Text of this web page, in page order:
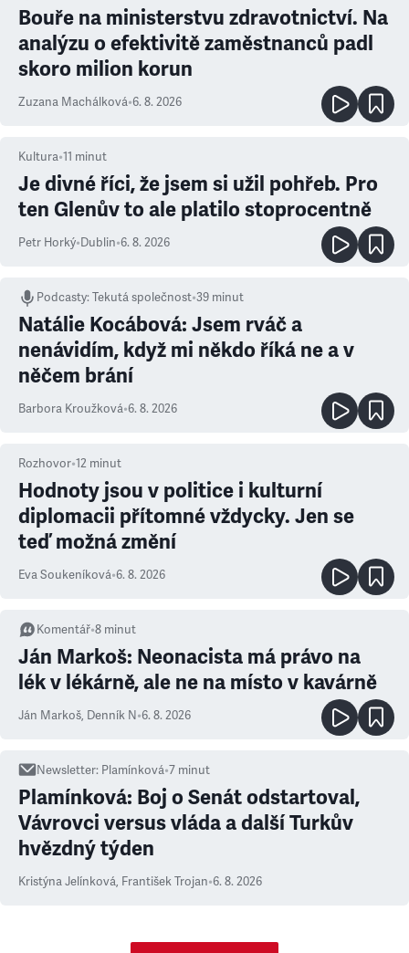
Bouře na ministerstvu zdravotnictví. Na
analýzu o efektivitě zaměstnanců padl
skoro milion korun
Zuzana Machálková•6. 8. 2026
Kultura•11 minut
Je divné říci, že jsem si užil pohřeb. Pro
ten Glenův to ale platilo stoprocentně
Petr Horký•Dublin•6. 8. 2026
Podcasty:Tekutá společnost•39 minut
Natálie Kocábová: Jsem rváč a
nenávidím, když mi někdo říká ne a v
něčem brání
Barbora Kroužková•6. 8. 2026
Rozhovor•12 minut
Hodnoty jsou v politice i kulturní
diplomacii přítomné vždycky. Jen se
teď možná změní
Eva Soukeníková•6. 8. 2026
Komentář•8 minut
Ján Markoš: Neonacista má právo na
lék v lékárně, ale ne na místo v kavárně
Ján Markoš, Denník N•6. 8. 2026
Newsletter: Plamínková•7 minut
Plamínková: Boj o Senát odstartoval,
Vávrovci versus vláda a další Turkův
hvězdný týden
Kristýna Jelínková, František Trojan•6. 8. 2026